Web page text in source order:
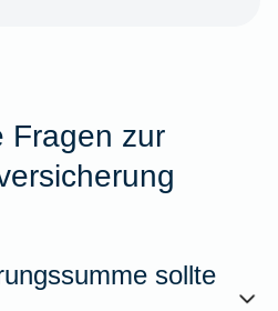
Fragen zur
sollte